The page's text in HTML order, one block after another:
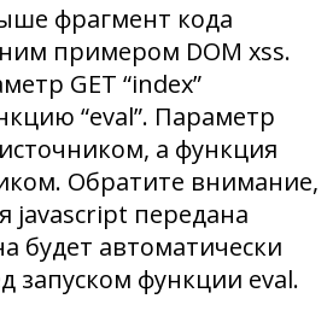
фрагмент кода
примером DOM xss.
GET “index”
“eval”. Параметр
источником, а функция
Обратите внимание,
javascript передана
будет автоматически
запуском функции eval.